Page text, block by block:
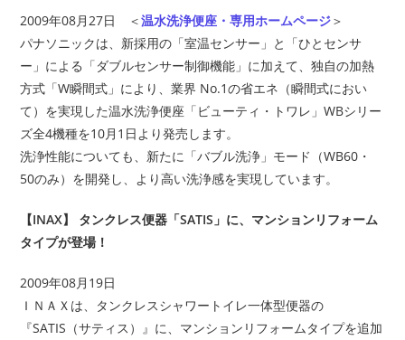
2009年08月27日 ＜温水洗浄便座・専用ホームページ＞
パナソニックは、新採用の「室温センサー」と「ひとセンサ
ー」による「ダブルセンサー制御機能」に加えて、独自の加熱
方式「W瞬間式」により、業界 No.1の省エネ（瞬間式におい
て）を実現した温水洗浄便座「ビューティ・トワレ」WBシリー
ズ全4機種を10月1日より発売します。
洗浄性能についても、新たに「バブル洗浄」モード（WB60・
50のみ）を開発し、より高い洗浄感を実現しています。
【INAX】 タンクレス便器「SATIS」に、マンションリフォーム
タイプが登場！
2009年08月19日
ＩＮＡＸは、タンクレスシャワートイレ一体型便器の
『SATIS（サティス）』に、マンションリフォームタイプを追加